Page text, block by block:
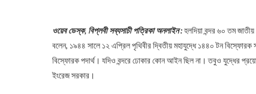
ওয়েব ডেস্ক, বিপ্লবী সব্যসাচী পত্রিকা অনলাইন :হলদিয়া বন্দর ৬০ তম জাতীয়
বলেন, ১৯৪৪ সালে ১২ এপ্রিল পৃথিবীর দ্বিতীয় মহাযুদ্ধে ১৪৪০ টন বিস্ফোরক
বিস্ফোরক পদার্থ। যদিও বন্দরে ঢোকার কোন আইন ছিল না। তবুও যুদ্ধের
ইংরেজ সরকার।